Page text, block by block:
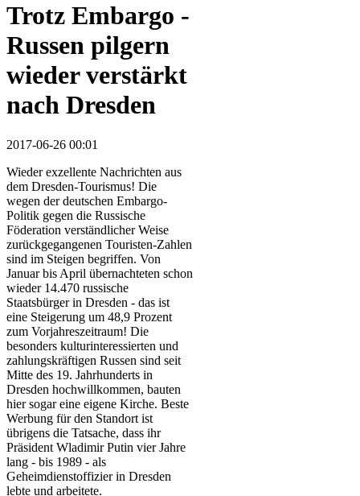
Trotz Embargo -
Russen pilgern
wieder verstärkt
nach Dresden
2017-06-26 00:01
Wieder exzellente Nachrichten aus
dem Dresden-Tourismus! Die
wegen der deutschen Embargo-
Politik gegen die Russische
Föderation verständlicher Weise
zurückgegangenen Touristen-Zahlen
sind im Steigen begriffen. Von
Januar bis April übernachteten schon
wieder 14.470 russische
Staatsbürger in Dresden - das ist
eine Steigerung um 48,9 Prozent
zum Vorjahreszeitraum! Die
besonders kulturinteressierten und
zahlungskräftigen Russen sind seit
Mitte des 19. Jahrhunderts in
Dresden hochwillkommen, bauten
hier sogar eine eigene Kirche. Beste
Werbung für den Standort ist
übrigens die Tatsache, dass ihr
Präsident Wladimir Putin vier Jahre
lang - bis 1989 - als
Geheimdienstoffizier in Dresden
lebte und arbeitete.